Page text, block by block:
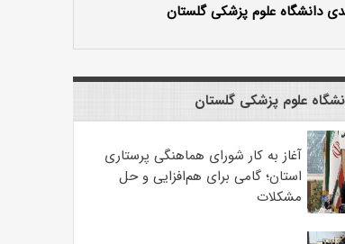
دانشگاه علوم پزشکی گلستان
علوم پزشکی گلستان
آغاز به کار شورای هماهنگی پرستاری
استان؛ گامی برای هم‌افزایی و حل
مشکلات